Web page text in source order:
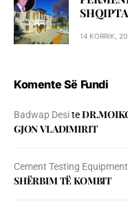
14 KORRIK,
Komente Së Fundi
Badwap Desite
GJON VLADIMIRIT
Cement Testing Equipment
SHЁRBIM TЁ KOMBIT